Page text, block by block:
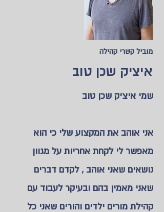
מוביל קשרי קהילה
איציק שכן טוב
שמי איציק שכן טוב
אני אוהב את המקצוע שלי כי הוא
מאפשר לי לקחת אחריות על מגוון
נושאים שאני אוהב , לקדם דברים
שאני מאמין בהם ובעיקר לעבוד עם
קהילת מורים ילדים והורים שאני כל